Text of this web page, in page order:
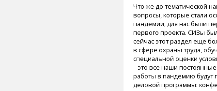
Что же до тематической
вопросы, которые стали
пандемии, для нас были
первого проекта. СИЗы
сейчас этот раздел еще
в сфере охраны труда,
специальной оценки
– это все наши
работы в пандемию
деловой программы: